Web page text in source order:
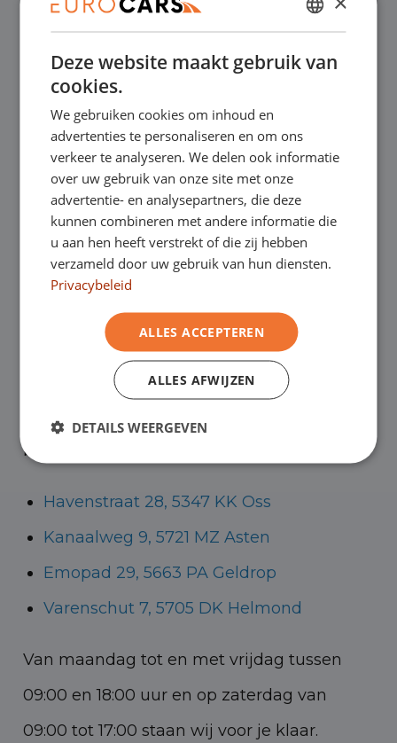
Financial lease – Soepele acceptatie
Gratis thuisbezorgd bij online aankoop
Onze showrooms
Je bent van harte welkom in een van onze
showrooms om de occasions te bekijken –
en natuurlijk voor een lekkere kop koffie!
kunt in Asten terecht voor onze
bedrijfswagens en in Oss, Geldrop en
bedrijfswagens.
Havenstraat 28, 5347 KK Oss
Kanaalweg 9, 5721 MZ Asten
Emopad 29, 5663 PA Geldrop
Varenschut 7, 5705 DK Helmond
Van maandag tot en met vrijdag tussen
09:00 en 18:00 uur en op zaterdag van
09:00 tot 17:00 staan wij voor je klaar.
DUTCH
ENGLISH
Deze website maakt gebruik van
cookies.
We gebruiken cookies om inhoud en
advertenties te personaliseren en om ons
verkeer te analyseren. We delen ook informatie
over uw gebruik van onze site met onze
advertentie- en analysepartners, die deze
kunnen combineren met andere informatie die
u aan hen heeft verstrekt of die zij hebben
verzameld door uw gebruik van hun diensten.
Privacybeleid
ALLES ACCEPTEREN
ALLES AFWIJZEN
DETAILS WEERGEVEN